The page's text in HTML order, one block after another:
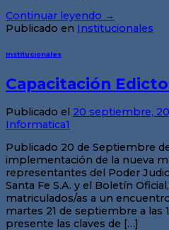
Continuar leyendo →
Publicado en Institucionales
Institucionales
Capacitación
Publicado el 20 septiembre,
Informatica1
Publicado 20 de Septiembre
implementación de la nueva
representantes del Poder
Santa Fe S.A. y el Boletín
matriculados/as a un
martes 21 de septiembre a las
presente las claves de […]